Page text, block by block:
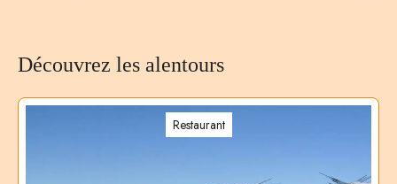
Découvrez les alentours
Restaurant